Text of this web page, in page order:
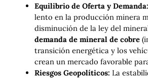
Equilibrio de Oferta y Demanda:
lento en la producción minera
disminución de la ley del
demanda de mineral de cobre
transición energética y los
crean un mercado favorable
Riesgos Geopolíticos: La